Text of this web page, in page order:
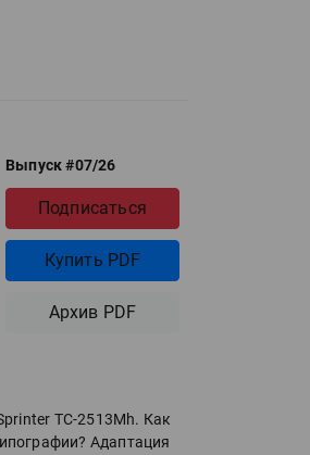
Выпуск #07/26
Подписаться
Купить PDF
Архив PDF
ТС-2513Mh. Как
Адаптация